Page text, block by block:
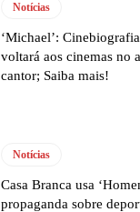
Notícias
‘Michael’:
voltará aos cinemas no
cantor; Saiba mais!
Notícias
Casa Branca usa
propaganda sobre